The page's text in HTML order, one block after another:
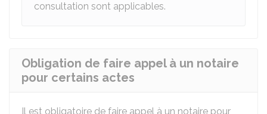
consultation sont applicables.
Obligation de faire appel à un notaire
pour certains actes
Il est obligatoire de faire appel à un notaire pour